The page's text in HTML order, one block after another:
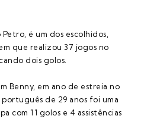
é um dos escolhidos,
que realizou 37 jogos no
dois golos.
Benny, em ano de estreia no
de 29 anos foi uma
com 11 golos e 4 assistências